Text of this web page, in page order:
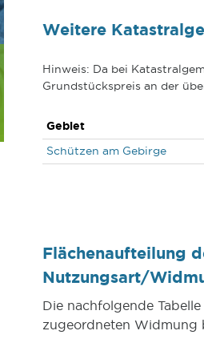
Weitere
Hinweis: Da bei
Grundstückspreis an der
Gebiet
Schützen am Gebirge
Flächenaufteilung
Nutzungsart/
Die nachfolgende
zugeordneten Widmung